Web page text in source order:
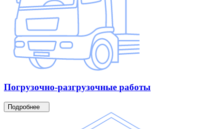
Погрузочно-разгрузочные работы
Подробнее